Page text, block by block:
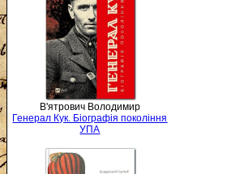
В'ятрович Володимир
Генерал Кук. Біографія покоління
УПА